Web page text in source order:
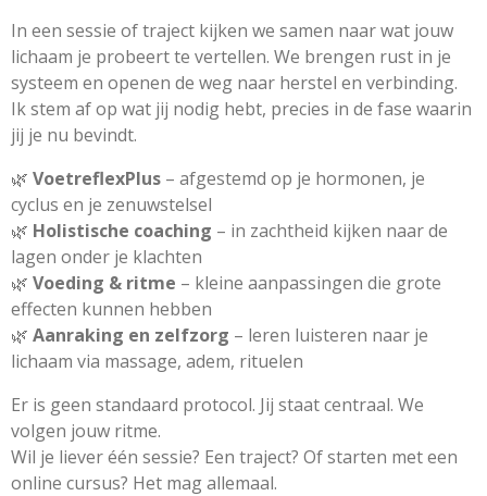
In een sessie of traject kijken we samen naar wat jouw
lichaam je probeert te vertellen. We brengen rust in je
systeem en openen de weg naar herstel en verbinding.
Ik stem af op wat jij nodig hebt, precies in de fase waarin
jij je nu bevindt.
🌿 VoetreflexPlus – afgestemd op je hormonen, je
cyclus en je zenuwstelsel
🌿 Holistische coaching – in zachtheid kijken naar de
lagen onder je klachten
🌿 Voeding & ritme – kleine aanpassingen die grote
effecten kunnen hebben
🌿 Aanraking en zelfzorg – leren luisteren naar je
lichaam via massage, adem, rituelen
Er is geen standaard protocol. Jij staat centraal. We
volgen jouw ritme.
Wil je liever één sessie? Een traject? Of starten met een
online cursus? Het mag allemaal.